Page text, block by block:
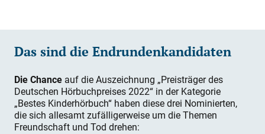
Das sind die Endrundenkandidaten
Die Chance auf die Auszeichnung „Preisträger des
Deutschen Hörbuchpreises 2022“ in der Kategorie
„Bestes Kinderhörbuch“ haben diese drei Nominierten,
die sich allesamt zufälligerweise um die Themen
Freundschaft und Tod drehen: